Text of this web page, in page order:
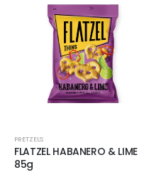
PRETZELS
FLATZEL HABANERO & LIME
85g